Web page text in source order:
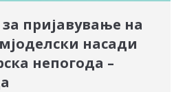
пријавување на
насади
непогода –